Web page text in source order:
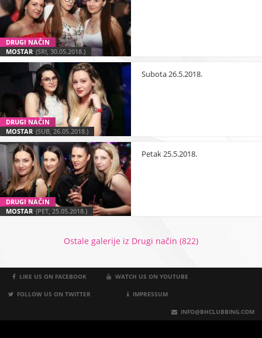
DRUGI NAČIN
MOSTAR (SRI, 30.05.2018.)
DRUGI NAČIN
MOSTAR (SUB, 26.05.2018.)
Subota 26.5.2018.
DRUGI NAČIN
MOSTAR (PET, 25.05.2018.)
Petak 25.5.2018.
Ostale galerije iz Drugi način (822)
LIKE US ON FACEBOOK WATCH US ON YOUTUBE
FOLLOW US ON TWITTER IMPRESSUM
INFO@BHCLUBBING.COM